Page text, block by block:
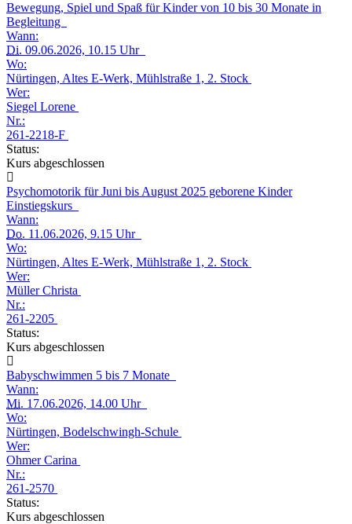
Bewegung, Spiel und Spaß für Kinder von 10 bis 30 Monate in
Begleitung
Wann:
Di. 09.06.2026, 10.15 Uhr
Wo:
Nürtingen, Altes E-Werk, Mühlstraße 1, 2. Stock
Wer:
Siegel Lorene
Nr.:
261-2218-F
Status:
Kurs abgeschlossen
Psychomotorik für Juni bis August 2025 geborene Kinder
Einstiegskurs
Wann:
Do. 11.06.2026, 9.15 Uhr
Wo:
Nürtingen, Altes E-Werk, Mühlstraße 1, 2. Stock
Wer:
Müller Christa
Nr.:
261-2205
Status:
Kurs abgeschlossen
Babyschwimmen 5 bis 7 Monate
Wann:
Mi. 17.06.2026, 14.00 Uhr
Wo:
Nürtingen, Bodelschwingh-Schule
Wer:
Ohmer Carina
Nr.:
261-2570
Status:
Kurs abgeschlossen